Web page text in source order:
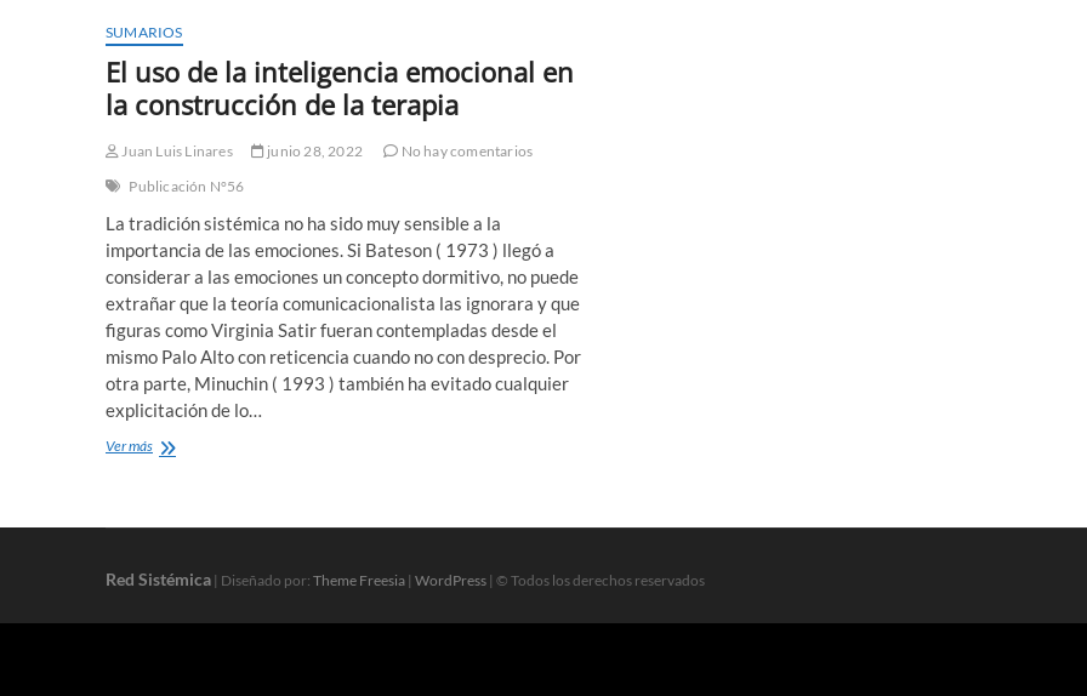
SUMARIOS
El uso de la inteligencia emocional en
la construcción de la terapia
Juan Luis Linares junio 28, 2022
No hay comentarios
Publicación N°56
La tradición sistémica no ha sido muy sensible a la
importancia de las emociones. Si Bateson ( 1973 ) llegó a
considerar a las emociones un concepto dormitivo, no puede
extrañar que la teoría comunicacionalista las ignorara y que
figuras como Virginia Satir fueran contempladas desde el
mismo Palo Alto con reticencia cuando no con desprecio. Por
otra parte, Minuchin ( 1993 ) también ha evitado cualquier
explicitación de lo…
Ver másEl
inteligencia
en
construcción
Red Sistémica | Diseñado por: Theme Freesia | WordPress | © Todos los derechos reservados